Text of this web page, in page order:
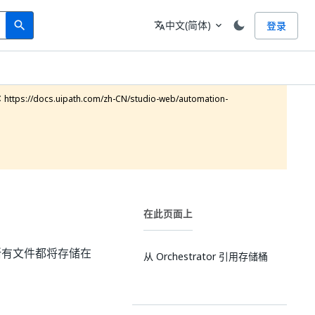
search
Search 语言
translate中文(简体) expand_more 登录
：https://docs.uipath.com/zh-CN/studio-web/automation-
文件都将存储在
在此页面上
从 Orchestrator 引用存储桶